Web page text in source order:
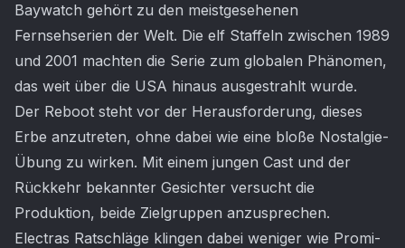
Baywatch gehört zu den meistgesehenen
Fernsehserien der Welt. Die elf Staffeln zwischen 1989
und 2001 machten die Serie zum globalen Phänomen,
das weit über die USA hinaus ausgestrahlt wurde.
Der Reboot steht vor der Herausforderung, dieses
Erbe anzutreten, ohne dabei wie eine bloße Nostalgie-
Übung zu wirken. Mit einem jungen Cast und der
Rückkehr bekannter Gesichter versucht die
Produktion, beide Zielgruppen anzusprechen.
Electras Ratschläge klingen dabei weniger wie Promi-